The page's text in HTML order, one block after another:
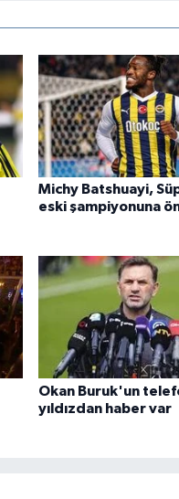
Michy Batshuayi,
eski şampiyonuna
Okan Buruk'un
yıldızdan haber var